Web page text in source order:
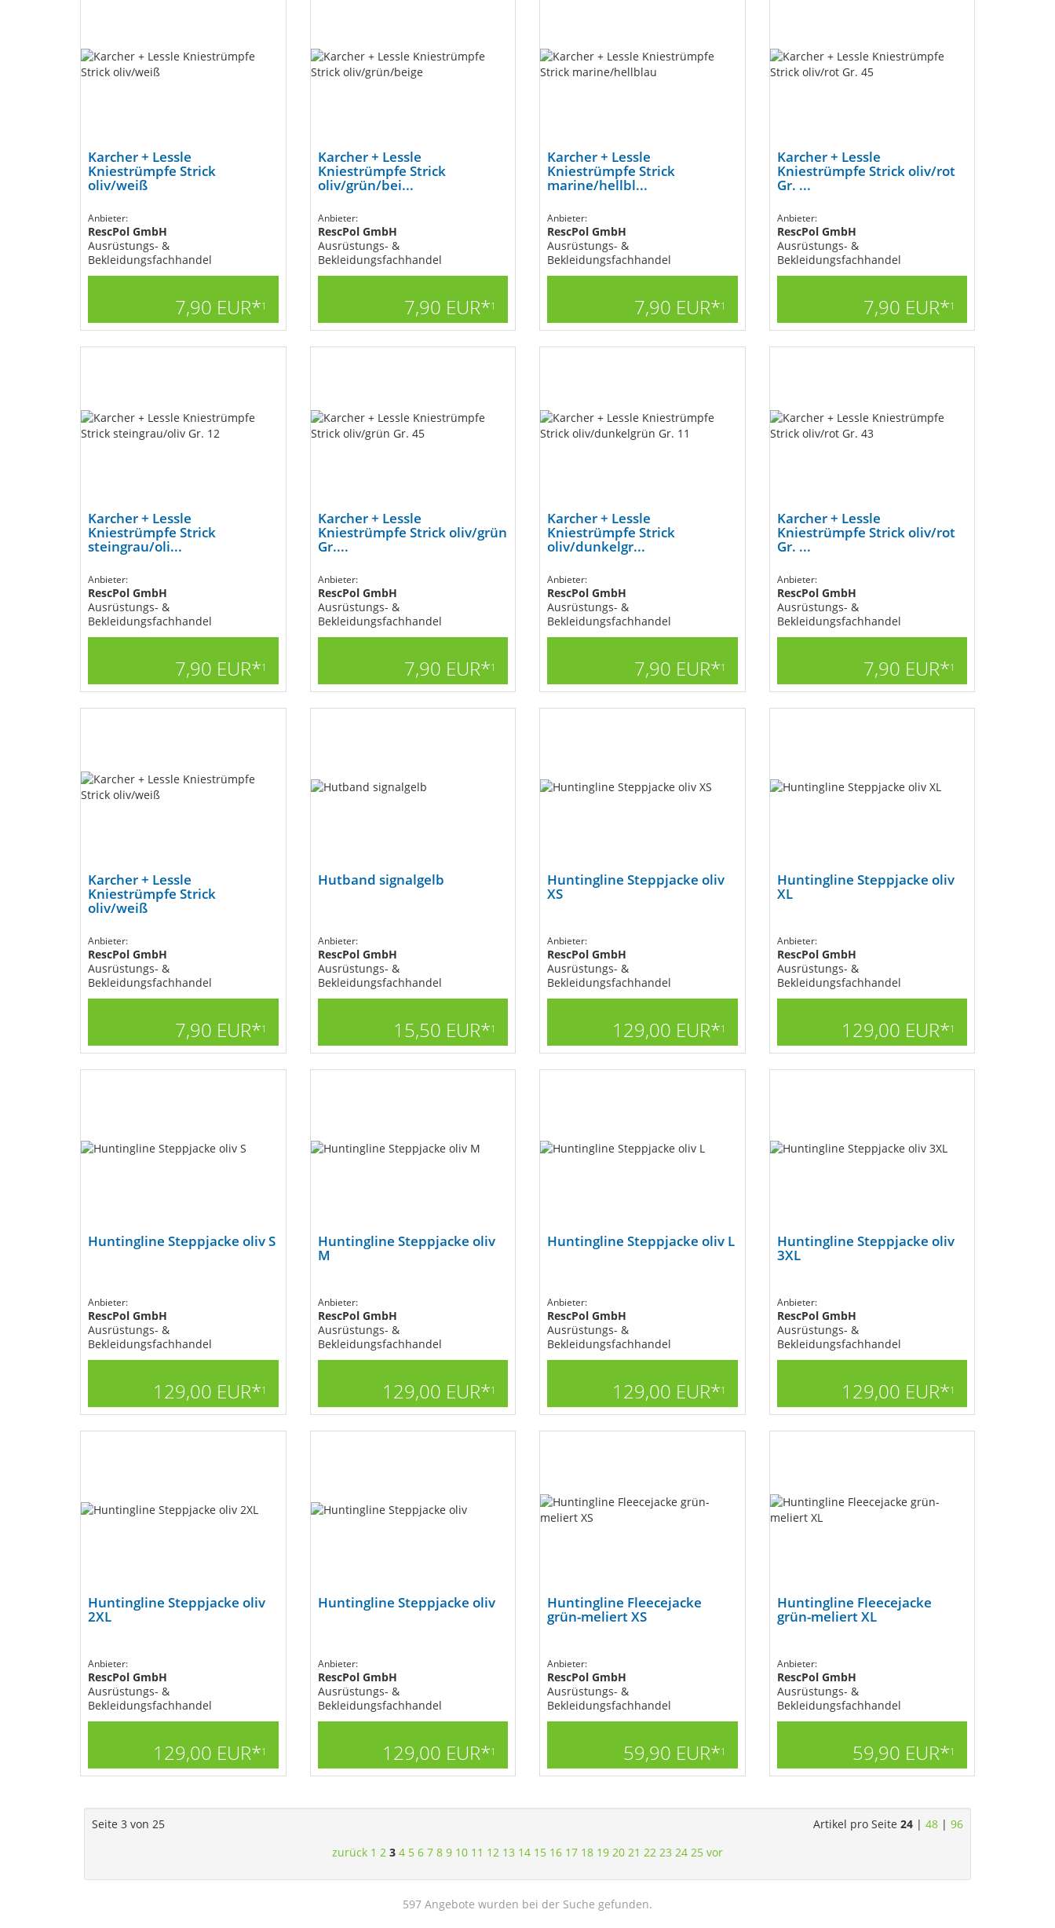
Karcher + Lessle
Kniestrümpfe Strick
oliv/weiß
Anbieter:
RescPol GmbH
Ausrüstungs- &
Bekleidungsfachhandel
7,90 EUR*1
Karcher + Lessle
Kniestrümpfe Strick
oliv/grün/bei...
Anbieter:
RescPol GmbH
Ausrüstungs- &
Bekleidungsfachhandel
7,90 EUR*1
Karcher + Lessle
Kniestrümpfe Strick
marine/hellbl...
Anbieter:
RescPol GmbH
Ausrüstungs- &
Bekleidungsfachhandel
7,90 EUR*1
Karcher + Lessle
Kniestrümpfe Strick oliv/rot
Gr. ...
Anbieter:
RescPol GmbH
Ausrüstungs- &
Bekleidungsfachhandel
7,90 EUR*1
Karcher + Lessle
Kniestrümpfe Strick
steingrau/oli...
Anbieter:
RescPol GmbH
Ausrüstungs- &
Bekleidungsfachhandel
7,90 EUR*1
Karcher + Lessle
Kniestrümpfe Strick oliv/grün
Gr....
Anbieter:
RescPol GmbH
Ausrüstungs- &
Bekleidungsfachhandel
7,90 EUR*1
Karcher + Lessle
Kniestrümpfe Strick
oliv/dunkelgr...
Anbieter:
RescPol GmbH
Ausrüstungs- &
Bekleidungsfachhandel
7,90 EUR*1
Karcher + Lessle
Kniestrümpfe Strick oliv/rot
Gr. ...
Anbieter:
RescPol GmbH
Ausrüstungs- &
Bekleidungsfachhandel
7,90 EUR*1
Karcher + Lessle
Kniestrümpfe Strick
oliv/weiß
Anbieter:
RescPol GmbH
Ausrüstungs- &
Bekleidungsfachhandel
7,90 EUR*1
Hutband signalgelb
Anbieter:
RescPol GmbH
Ausrüstungs- &
Bekleidungsfachhandel
15,50 EUR*1
Huntingline Steppjacke oliv
XS
Anbieter:
RescPol GmbH
Ausrüstungs- &
Bekleidungsfachhandel
129,00 EUR*1
Huntingline Steppjacke oliv
XL
Anbieter:
RescPol GmbH
Ausrüstungs- &
Bekleidungsfachhandel
129,00 EUR*1
Huntingline Steppjacke oliv S
Anbieter:
RescPol GmbH
Ausrüstungs- &
Bekleidungsfachhandel
129,00 EUR*1
Huntingline Steppjacke oliv
M
Anbieter:
RescPol GmbH
Ausrüstungs- &
Bekleidungsfachhandel
129,00 EUR*1
Huntingline Steppjacke oliv L
Anbieter:
RescPol GmbH
Ausrüstungs- &
Bekleidungsfachhandel
129,00 EUR*1
Huntingline Steppjacke oliv
3XL
Anbieter:
RescPol GmbH
Ausrüstungs- &
Bekleidungsfachhandel
129,00 EUR*1
Huntingline Steppjacke oliv
2XL
Anbieter:
RescPol GmbH
Ausrüstungs- &
Bekleidungsfachhandel
129,00 EUR*1
Huntingline Steppjacke oliv
Anbieter:
RescPol GmbH
Ausrüstungs- &
Bekleidungsfachhandel
129,00 EUR*1
Huntingline Fleecejacke
grün-meliert XS
Anbieter:
RescPol GmbH
Ausrüstungs- &
Bekleidungsfachhandel
59,90 EUR*1
Huntingline Fleecejacke
grün-meliert XL
Anbieter:
RescPol GmbH
Ausrüstungs- &
Bekleidungsfachhandel
59,90 EUR*1
Artikel pro Seite 24 | 48 | 96
Seite 3 von 25
zurück 1 2 3 4 5 6 7 8 9 10 11 12 13 14 15 16 17 18 19 20 21 22 23 24 25 vor
597 Angebote wurden bei der Suche gefunden.